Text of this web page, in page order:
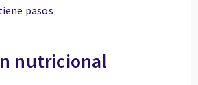
pasos
nutricional